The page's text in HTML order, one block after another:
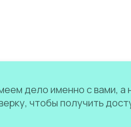
дело именно с вами, а
чтобы получить